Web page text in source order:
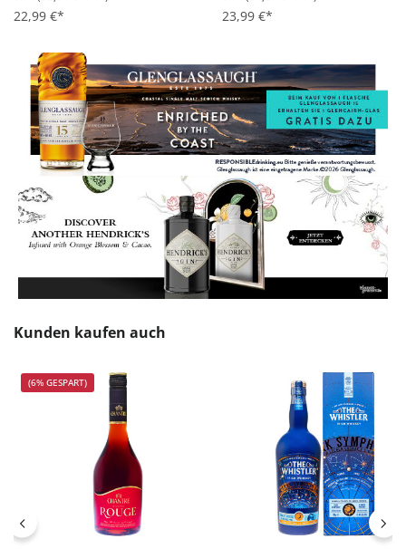
22,99 €* 23,99 €*
Produktgalerie überspringen
Kunden kaufen auch
(6% GESPART)